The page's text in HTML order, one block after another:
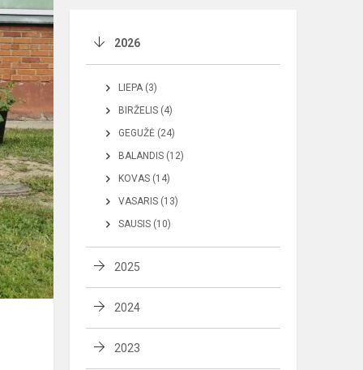
2026
LIEPA (3)
BIRŽELIS (4)
GEGUŽĖ (24)
BALANDIS (12)
KOVAS (14)
VASARIS (13)
SAUSIS (10)
2025
2024
2023